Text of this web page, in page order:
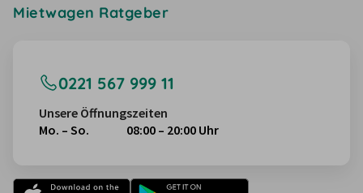
Mietwagen Ratgeber
0221 567 999 11
Unsere Öffnungszeiten
Mo. – So.
08:00 – 20:00 Uhr